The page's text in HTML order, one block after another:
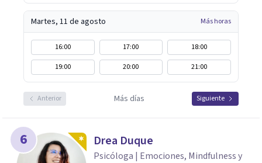
Martes, 11 de agosto Más horas
16:00 17:00
18:00
19:00
20:00 21:00
Anterior Más días Siguiente
6 Drea Duque
Psicóloga | Emociones, Mindfulness y